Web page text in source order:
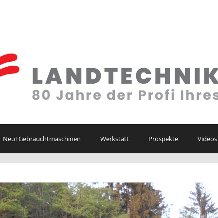
Neu+Gebrauchtmaschinen Werkstatt Prospekte Videos